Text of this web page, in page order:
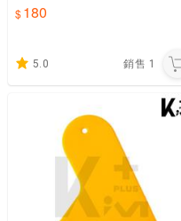
180
5.0 銷售 1